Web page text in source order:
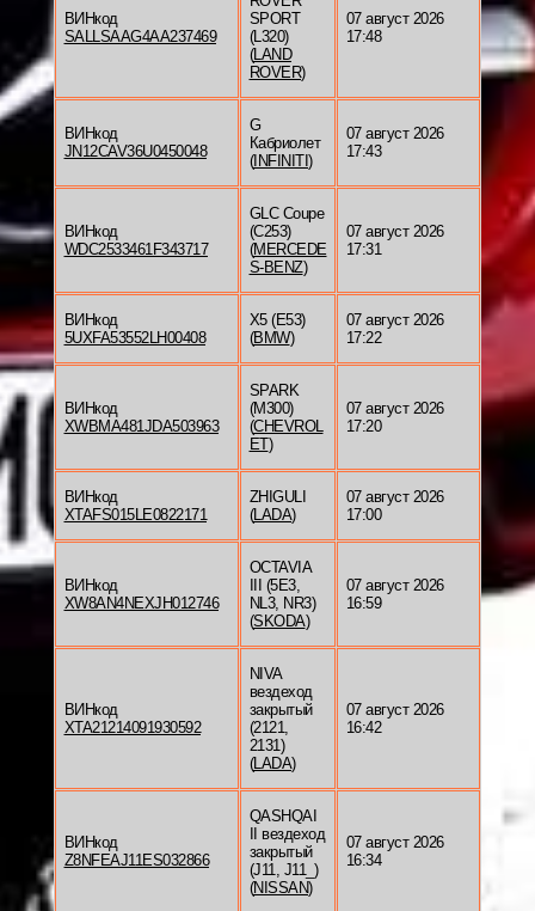
ВИНкод
SALLSAAG4AA237469
SPORT
(L320)
(LAND
ROVER)
07 август 2026
17:48
ВИНкод
JN12CAV36U0450048
G
Кабриолет
(INFINITI )
07 август 2026
17:43
ВИНкод
WDC2533461F343717
GLC Coupe
(C253)
(MERCEDE
S-BENZ)
07 август 2026
17:31
ВИНкод
5UXFA53552LH00408
X5 (E53)
(BMW)
07 август 2026
17:22
ВИНкод
XWBMA481JDA503963
SPARK
(M300)
(CHEVROL
ET)
07 август 2026
17:20
ВИНкод
XTAFS015LE0822171
ZHIGULI
(LADA)
07 август 2026
17:00
ВИНкод
XW8AN4NEXJH012746
OCTAVIA
III (5E3,
NL3, NR3)
(SKODA)
07 август 2026
16:59
ВИНкод
XTA21214091930592
NIVA
вездеход
закрытый
(2121,
2131)
(LADA)
07 август 2026
16:42
ВИНкод
Z8NFEAJ11ES032866
QASHQAI
II вездеход
закрытый
(J11, J11_)
(NISSAN)
07 август 2026
16:34